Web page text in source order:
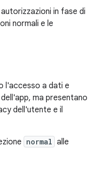
in fase di
normali e le
l'accesso a dati e
ma presentano
dell'utente e il
normal alle